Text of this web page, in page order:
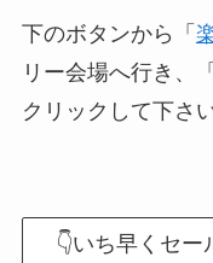
下のボタンから「
リー会場へ行き、「
クリックして下さ
👇いち早くセ